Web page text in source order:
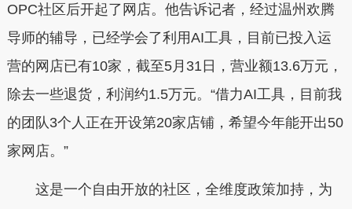
OPC社区后开起了网店。他告诉记者，经过温州欢腾
导师的辅导，已经学会了利用AI工具，目前已投入运
营的网店已有10家，截至5月31日，营业额13.6万元，
除去一些退货，利润约1.5万元。“借力AI工具，目前我
的团队3个人正在开设第20家店铺，希望今年能开出50
家网店。”
这是一个自由开放的社区，全维度政策加持，为